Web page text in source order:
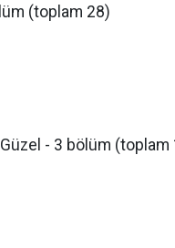
(toplam 28)
- 3 bölüm (toplam